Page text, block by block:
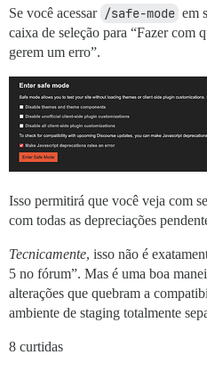
Se você acessar /safe-mode em
caixa de seleção para “Fazer com
gerem um erro”.
Isso permitirá que você veja com
com todas as depreciações
Tecnicamente, isso não é
5 no fórum”. Mas é uma boa
alterações que quebram a
ambiente de staging totalmente
8 curtidas